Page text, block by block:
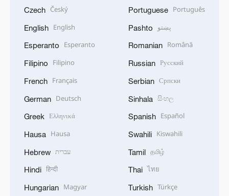
Czech Český
English English
Esperanto Esperanto
Filipino Filipino
French Français
German Deutsch
Greek Ελληνικά
Hausa Hausa
Hebrew עברית
Hindi हिन्दी
Hungarian Magyar
Portuguese Português
Pashto پښتو
Romanian Română
Russian Русский
Serbian Српски
Sinhala සිංහල
Spanish Español
Swahili Kiswahili
Tamil தமிழ்
Thai ไทย
Turkish Türkçe